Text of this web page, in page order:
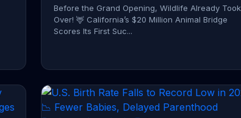
Before the Grand Opening, Wildlife Already Took
Over! 🦌 California’s $20 Million Animal Bridge
Scores Its First Suc...